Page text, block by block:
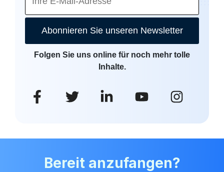
Abonnieren Sie unseren Newsletter
Folgen Sie uns online für noch mehr tolle
Inhalte.
Bereit anzufangen?